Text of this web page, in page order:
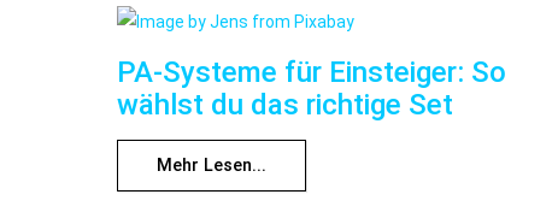
PA-Systeme für Einsteiger: So
wählst du das richtige Set
Mehr Lesen...